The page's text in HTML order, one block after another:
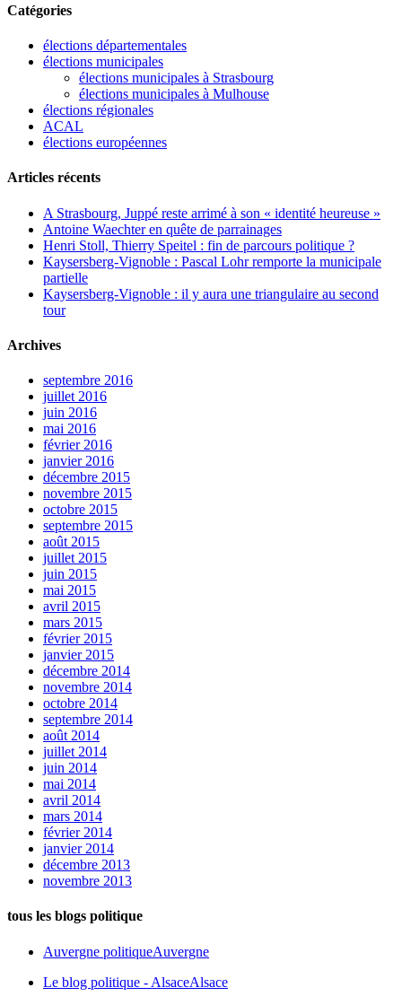
Catégories
élections départementales
élections municipales
élections municipales à Strasbourg
élections municipales à Mulhouse
élections régionales
ACAL
élections européennes
Articles récents
A Strasbourg, Juppé reste arrimé à son « identité heureuse »
Antoine Waechter en quête de parrainages
Henri Stoll, Thierry Speitel : fin de parcours politique ?
Kaysersberg-Vignoble : Pascal Lohr remporte la municipale
partielle
Kaysersberg-Vignoble : il y aura une triangulaire au second
tour
Archives
septembre 2016
juillet 2016
juin 2016
mai 2016
février 2016
janvier 2016
décembre 2015
novembre 2015
octobre 2015
septembre 2015
août 2015
juillet 2015
juin 2015
mai 2015
avril 2015
mars 2015
février 2015
janvier 2015
décembre 2014
novembre 2014
octobre 2014
septembre 2014
août 2014
juillet 2014
juin 2014
mai 2014
avril 2014
mars 2014
février 2014
janvier 2014
décembre 2013
novembre 2013
tous les blogs politique
Auvergne politiqueAuvergne
Le blog politique - AlsaceAlsace